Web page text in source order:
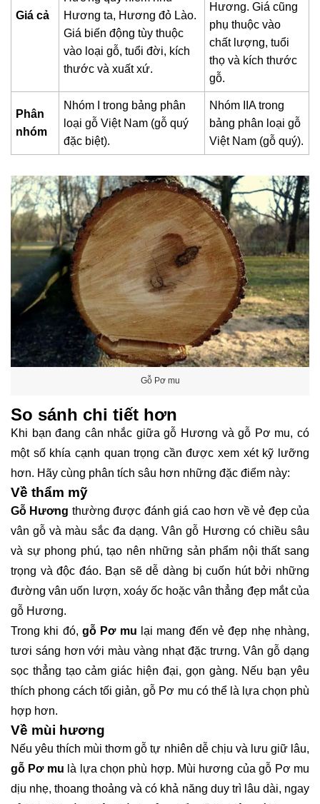
Giá cả
Hương ta, Hương đỏ Lào.
Giá biến động tùy thuộc
vào loại gỗ, tuổi đời, kích
thước và xuất xứ.
Hương. Giá cũng
phụ thuộc vào
chất lượng, tuổi
thọ và kích thước
gỗ.
Phân
nhóm
Nhóm I trong bảng phân
loại gỗ Việt Nam (gỗ quý
đặc biệt).
Nhóm IIA trong
bảng phân loại gỗ
Việt Nam (gỗ quý).
Gỗ Pơ mu
So sánh chi tiết hơn
Khi bạn đang cân nhắc giữa gỗ Hương và gỗ Pơ mu, có
một số khía cạnh quan trọng cần được xem xét kỹ lưỡng
hơn. Hãy cùng phân tích sâu hơn những đặc điểm này:
Về thẩm mỹ
Gỗ Hương thường được đánh giá cao hơn về vẻ đẹp của
vân gỗ và màu sắc đa dạng. Vân gỗ Hương có chiều sâu
và sự phong phú, tạo nên những sản phẩm nội thất sang
trọng và độc đáo. Bạn sẽ dễ dàng bị cuốn hút bởi những
đường vân uốn lượn, xoáy ốc hoặc vân thẳng đẹp mắt của
gỗ Hương.
Trong khi đó, gỗ Pơ mu lại mang đến vẻ đẹp nhẹ nhàng,
tươi sáng hơn với màu vàng nhạt đặc trưng. Vân gỗ dạng
sọc thẳng tạo cảm giác hiện đại, gọn gàng. Nếu bạn yêu
thích phong cách tối giản, gỗ Pơ mu có thể là lựa chọn phù
hợp hơn.
Về mùi hương
Nếu yêu thích mùi thơm gỗ tự nhiên dễ chịu và lưu giữ lâu,
gỗ Pơ mu là lựa chọn phù hợp. Mùi hương của gỗ Pơ mu
dịu nhẹ, thoang thoảng và có khả năng duy trì lâu dài, ngay